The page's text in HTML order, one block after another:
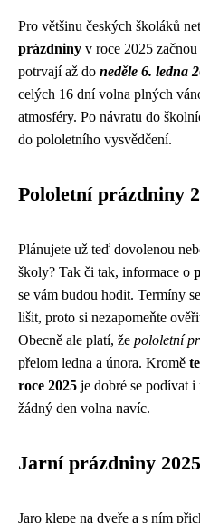
Pro většinu českých školáků
prázdniny v roce 2025
potrvají až do neděle 6. ledna
celých 16 dní volna plných
atmosféry. Po návratu do
do pololetního vysvědčení.
Pololetní prázdniny
Plánujete už teď dovolenou
školy? Tak či tak, informace o
se vám budou hodit. Termíny
lišit, proto si nezapomeňte
Obecně ale platí, že pololetní
přelom ledna a února. Kromě
roce 2025 je dobré se podívat i
žádný den volna navíc.
Jarní prázdniny 2025
Jaro klepe na dveře a s ním